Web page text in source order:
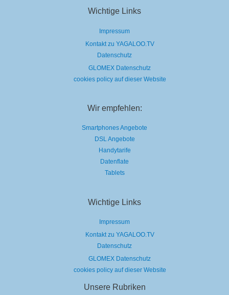
Wichtige Links
Impressum
Kontakt zu YAGALOO.TV
Datenschutz
GLOMEX Datenschutz
cookies policy auf dieser Website
Wir empfehlen:
Smartphones Angebote
DSL Angebote
Handytarife
Datenflate
Tablets
Wichtige Links
Impressum
Kontakt zu YAGALOO.TV
Datenschutz
GLOMEX Datenschutz
cookies policy auf dieser Website
Unsere Rubriken